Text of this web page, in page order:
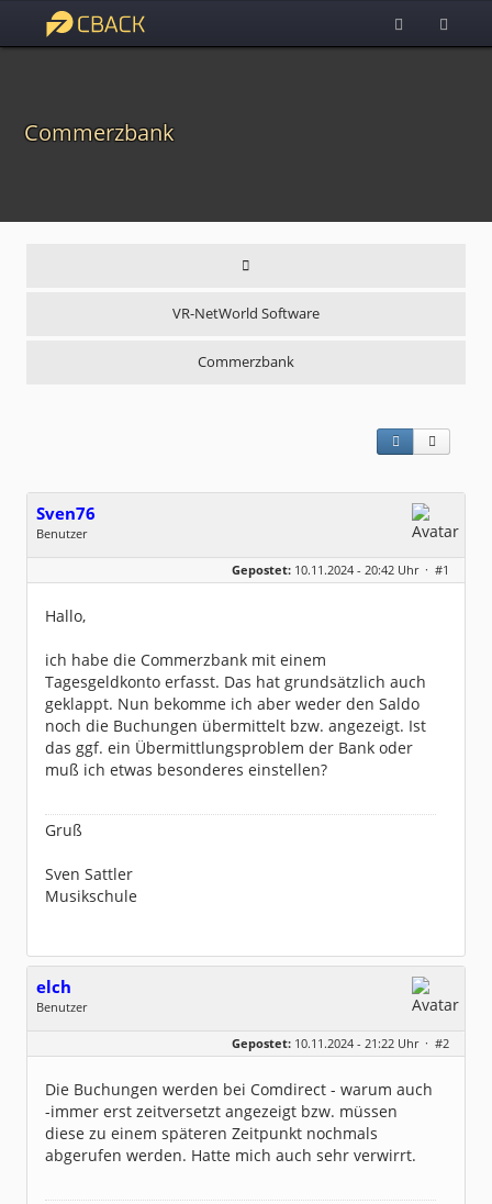
Commerzbank
VR-NetWorld Software
Commerzbank
Sven76
Benutzer
Geschlecht:
Vaihingen an der Enz
Beiträge:
227
Gepostet: 10.11.2024 - 20:42 Uhr · #1
Hallo,
ich habe die Commerzbank mit einem
Tagesgeldkonto erfasst. Das hat grundsätzlich auch
geklappt. Nun bekomme ich aber weder den Saldo
noch die Buchungen übermittelt bzw. angezeigt. Ist
das ggf. ein Übermittlungsproblem der Bank oder
muß ich etwas besonderes einstellen?
Gruß
Sven Sattler
Musikschule
elch
Benutzer
Dabei seit:
02 / 2004
Gepostet: 10.11.2024 - 21:22 Uhr · #2
Die Buchungen werden bei Comdirect - warum auch
-immer erst zeitversetzt angezeigt bzw. müssen
diese zu einem späteren Zeitpunkt nochmals
abgerufen werden. Hatte mich auch sehr verwirrt.